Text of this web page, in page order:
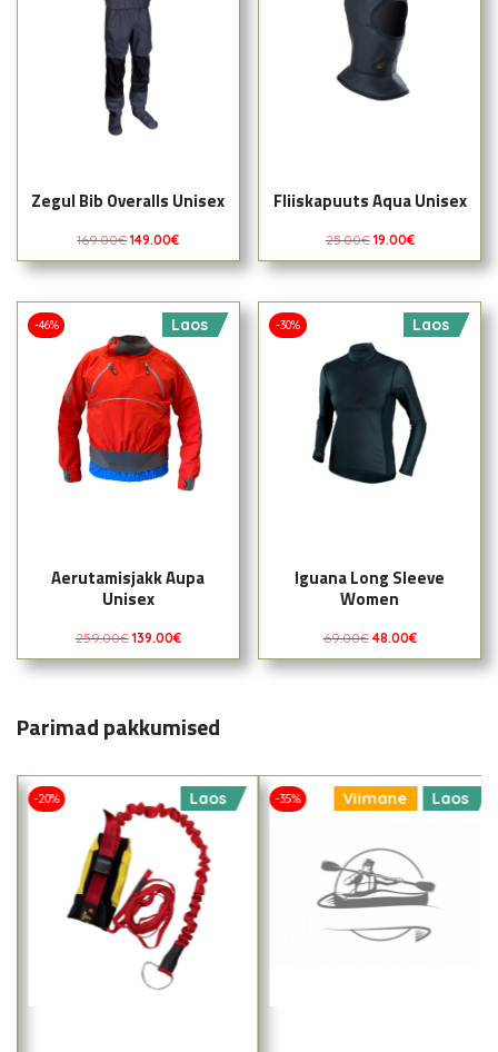
Zegul Bib Overalls Unisex
169.00€ 149.00€
Fliiskapuuts Aqua Unisex
25.00€ 19.00€
-46% Laos
Aerutamisjakk Aupa
Unisex
259.00€ 139.00€
-30% Laos
Iguana Long Sleeve
Women
69.00€ 48.00€
Parimad pakkumised
-20% Laos -35% Viimane Laos